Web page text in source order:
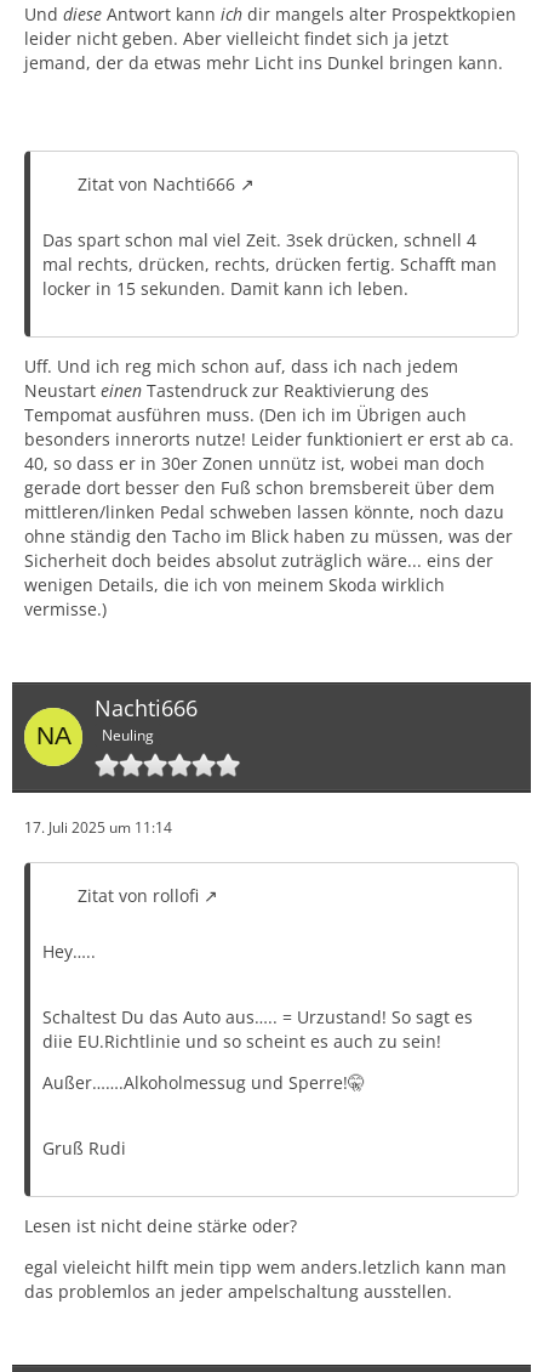
Und diese Antwort kann ich dir mangels alter Prospektkopien
leider nicht geben. Aber vielleicht findet sich ja jetzt
jemand, der da etwas mehr Licht ins Dunkel bringen kann.
Zitat von Nachti666
Das spart schon mal viel Zeit. 3sek drücken, schnell 4
mal rechts, drücken, rechts, drücken fertig. Schafft man
locker in 15 sekunden. Damit kann ich leben.
Uff. Und ich reg mich schon auf, dass ich nach jedem
Neustart einen Tastendruck zur Reaktivierung des
Tempomat ausführen muss. (Den ich im Übrigen auch
besonders innerorts nutze! Leider funktioniert er erst ab ca.
40, so dass er in 30er Zonen unnütz ist, wobei man doch
gerade dort besser den Fuß schon bremsbereit über dem
mittleren/linken Pedal schweben lassen könnte, noch dazu
ohne ständig den Tacho im Blick haben zu müssen, was der
Sicherheit doch beides absolut zuträglich wäre... eins der
wenigen Details, die ich von meinem Skoda wirklich
vermisse.)
Nachti666
Neuling
17. Juli 2025 um 11:14
Zitat von rollofi
Hey…..
Schaltest Du das Auto aus….. = Urzustand! So sagt es
diie EU.Richtlinie und so scheint es auch zu sein!
Außer…….Alkoholmessug und Sperre!🤫
Gruß Rudi
Lesen ist nicht deine stärke oder?
egal vieleicht hilft mein tipp wem anders.letzlich kann man
das problemlos an jeder ampelschaltung ausstellen.